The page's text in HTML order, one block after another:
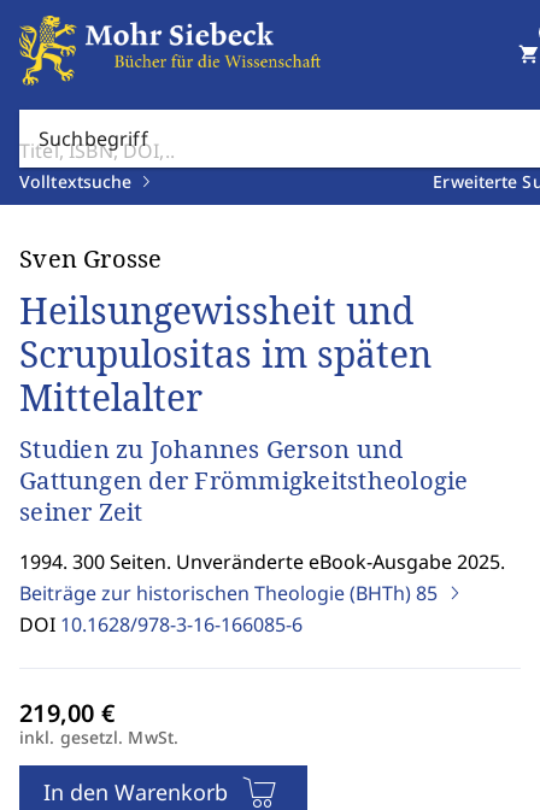
Suchbegriff
Volltextsuche Erweiterte
shopping_cart
Sven Grosse
Heilsungewissheit und
Scrupulositas im späten
Mittelalter
Studien zu Johannes Gerson und
Gattungen der Frömmigkeitstheologie
seiner Zeit
1994. 300 Seiten. Unveränderte eBook-Ausgabe 2025.
Beiträge zur historischen Theologie (BHTh)85
DOI 10.1628/978-3-16-166085-6
inkl. gesetzl. MwSt.
In den Warenkorb